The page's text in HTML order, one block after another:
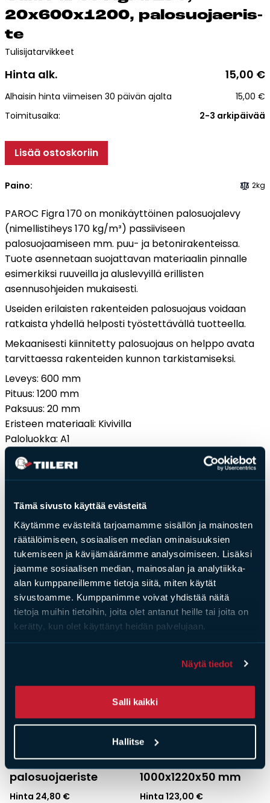
Tämä sivusto käyttää evästeitä
Käytämme evästeitä tarjoamamme sisällön ja mainosten
räätälöimiseen, sosiaalisen median ominaisuuksien
tukemiseen ja kävijämäärämme analysoimiseen. Lisäksi
jaamme sosiaalisen median, mainosalan ja analytiikka-
alan kumppaneillemme tietoja siitä, miten käytät
sivustoamme. Kumppanimme voivat yhdistää näitä
tietoja muihin tietoihin, joita olet antanut heille tai joita on
kerätty, kun olet käyttänyt heidän palvelujaan.
Näytä tiedot
Salli kaikki
Hallitse
Tiililaatat
Aukonylitysratkaisut ja
Kohdegalleria
Vastuullisuus
Tiilityökalu
Esitteet
Verkkokauppa
Grillit ja pihakeittiöt
Tiilet
Laastit
Kiukaat ja kiuaskivet
Outlet
Käyttöehdot
Peruuta verkkokauppatilauksesi
Yhteystiedot
20x600x1200, pa­lo­suo­jae­ris­
te
Tulisijatarvikkeet
Hinta alk. 15,00 €
Alhaisin hinta viimeisen 30 päivän ajalta 15,00 €
Toimitusaika:
2-3 arkipäivää
Lisää ostoskoriin
Paino: 2kg
PAROC Figra 170 on monikäyttöinen palosuojalevy
(nimellistiheys 170 kg/m³) passiiviseen
palosuojaamiseen mm. puu- ja betonirakenteissa.
Tuote asennetaan suojattavan materiaalin pinnalle
esimerkiksi ruuveilla ja aluslevyillä erillisten
asennusohjeiden mukaisesti.
Useiden erilaisten rakenteiden palosuojaus voidaan
ratkaista yhdellä helposti työstettävällä tuotteella.
Mekaanisesti kiinnitetty palosuojaus on helppo avata
tarvittaessa rakenteiden kunnon tarkistamiseksi.
Leveys: 600 mm
Pituus: 1200 mm
Paksuus: 20 mm
Eristeen materiaali: Kivivilla
Paloluokka: A1
Saat­tai­sit ol­la kiin­nos­tu­nut
myös näis­tä
Tulisijatarvikkeet
Villa Paroc Figra 170,
50x600x1200,
palosuojaeriste
Hinta 24,80 €
Tulisijatarvikkeet
Skamol
kalsiumsilikaattilevy
1000x1220x50 mm
Hinta 123,00 €